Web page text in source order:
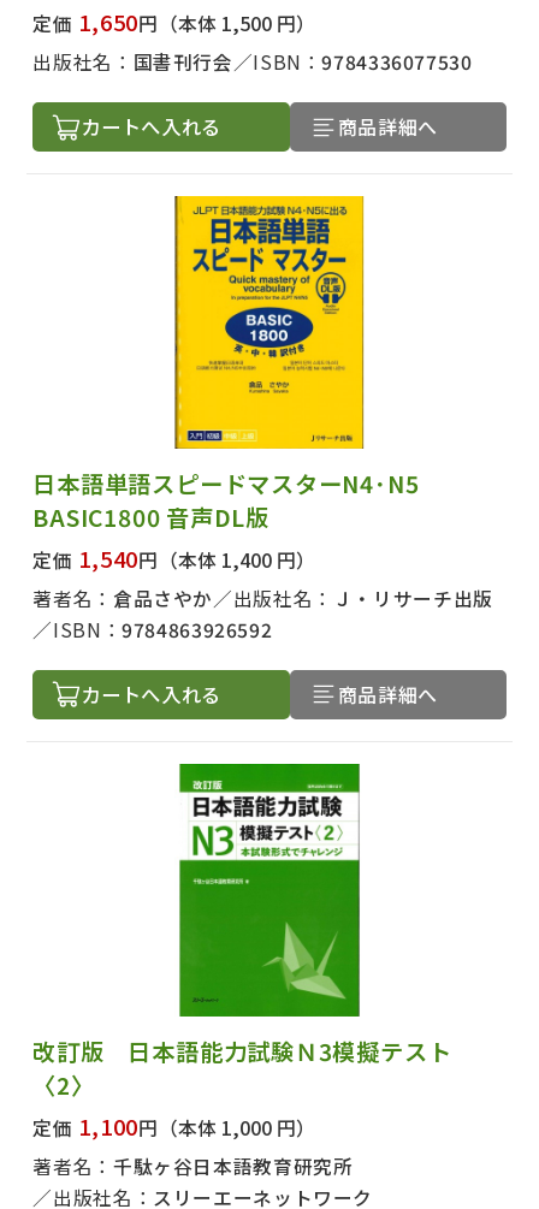
出版社名で絞り込む
定価 1,650円 （本体 1,500 円）
出版社名： 国書刊行会 ISBN：9784336077530
カートへ入れる 商品詳細へ
日本語単語スピードマスターN4･N5
BASIC1800 音声DL版
定価 1,540円 （本体 1,400 円）
著者名： 倉品さやか 出版社名： Ｊ・リサーチ出版
ISBN：9784863926592
カートへ入れる 商品詳細へ
改訂版 日本語能力試験Ｎ3模擬テスト
〈2〉
定価 1,100円 （本体 1,000 円）
著者名： 千駄ヶ谷日本語教育研究所
出版社名： スリーエーネットワーク